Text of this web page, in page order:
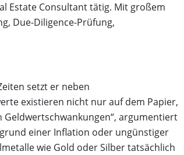
Estate Consultant tätig. Mit großem
Due-Diligence-Prüfung,
setzt er neben
existieren nicht nur auf dem Papier,
argumentiert
einer Inflation oder ungünstiger
wie Gold oder Silber tatsächlich